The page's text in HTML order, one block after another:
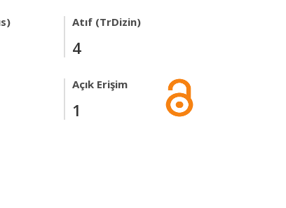
Atıf (TrDizin)
4
Açık Erişim
1